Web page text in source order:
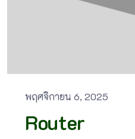
พฤศจิกายน 6, 2025
Router